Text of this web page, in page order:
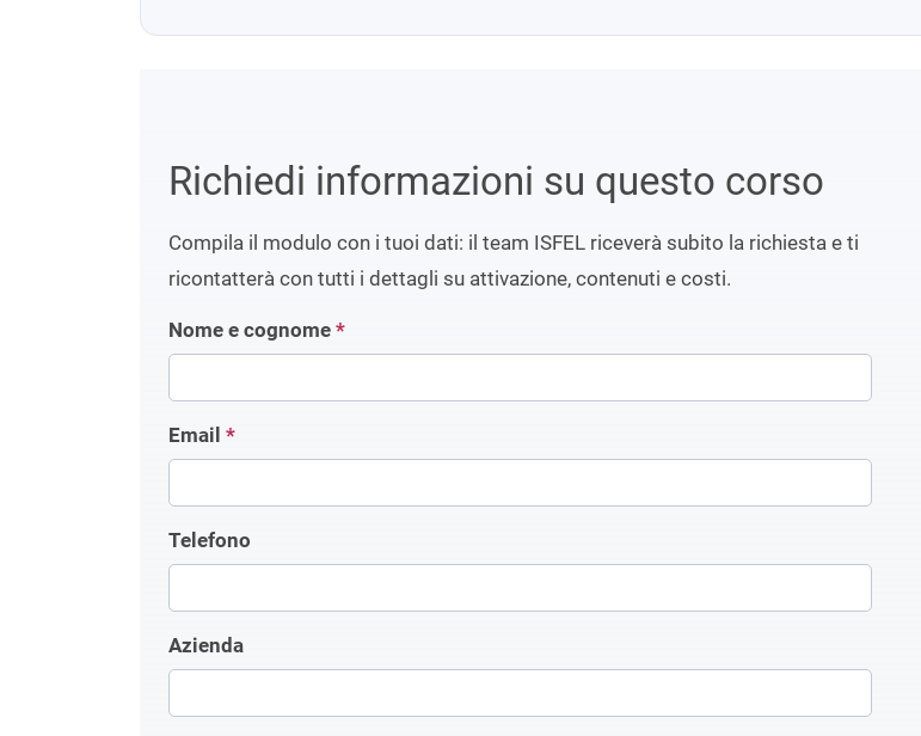
Richiedi informazioni su questo corso
Compila il modulo con i tuoi dati: il team ISFEL riceverà subito la richiesta e ti
ricontatterà con tutti i dettagli su attivazione, contenuti e costi.
Nome e cognome *
Email *
Telefono
Azienda